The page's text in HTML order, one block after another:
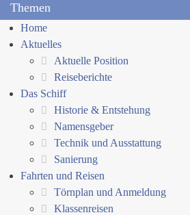
Themen
Home
Aktuelles
Aktuelle Position
Reiseberichte
Das Schiff
Historie & Entstehung
Namensgeber
Technik und Ausstattung
Sanierung
Fahrten und Reisen
Törnplan und Anmeldung
Klassenreisen